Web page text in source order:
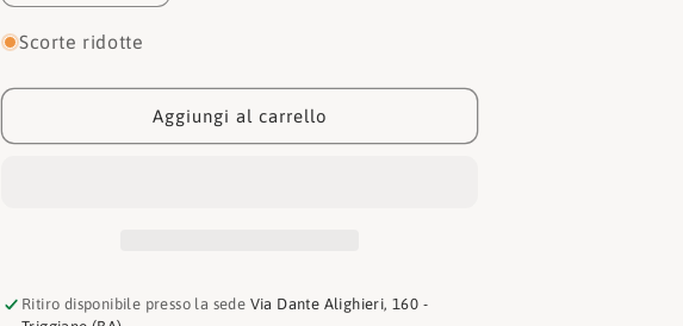
quantità
per
Martens
Dante
quantità
per
Martens
Sneakers
Dante
Scorte ridotte
Aggiungi al carrello
Ritiro disponibile presso la sede Via Dante Alighieri, 160 -